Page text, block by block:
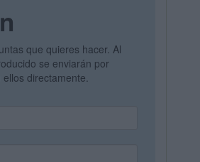
que quieres hacer. Al
se enviarán por
directamente.